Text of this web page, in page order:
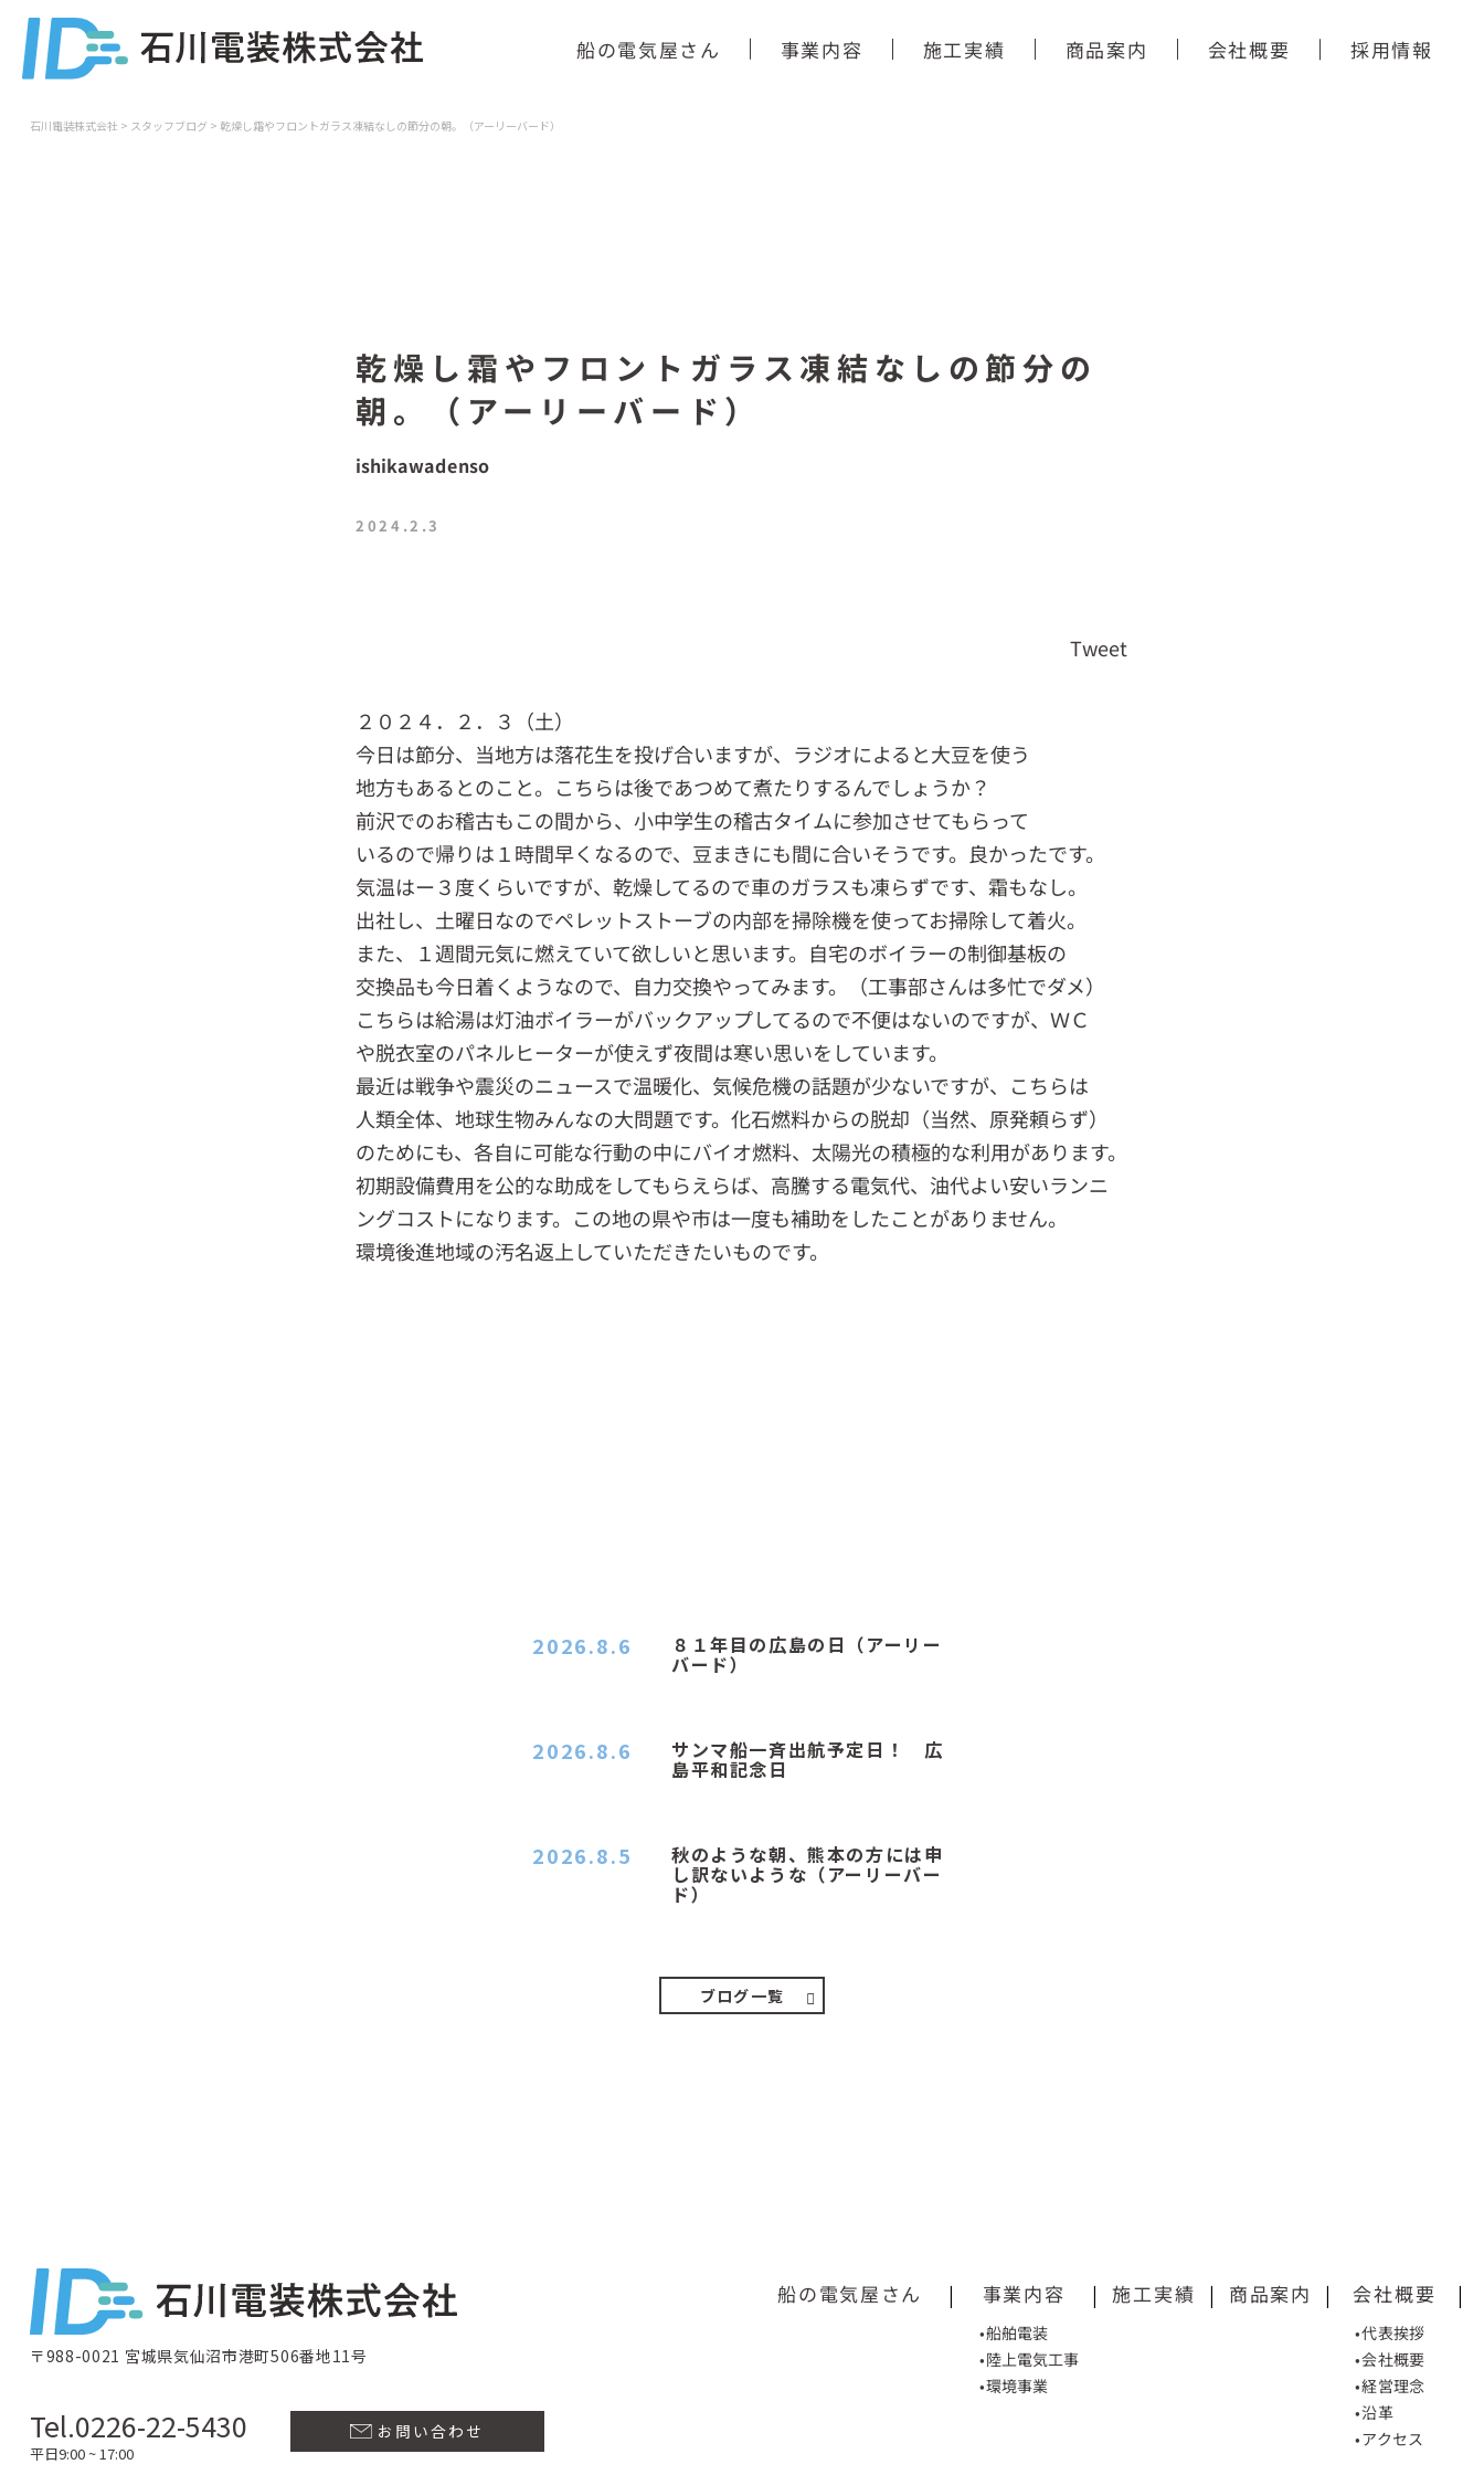
船の電気屋さん 事業内容 施工実績 商品案内 会社概要 採用情報
石川電装株式会社 > スタッフブログ > 乾燥し霜やフロントガラス凍結なしの節分の朝。（アーリーバード）
乾燥し霜やフロントガラス凍結なしの節分の
朝。（アーリーバード）
ishikawadenso
2024.2.3
Tweet
２０２４．２．３（土）
今日は節分、当地方は落花生を投げ合いますが、ラジオによると大豆を使う
地方もあるとのこと。こちらは後であつめて煮たりするんでしょうか？
前沢でのお稽古もこの間から、小中学生の稽古タイムに参加させてもらって
いるので帰りは１時間早くなるので、豆まきにも間に合いそうです。良かったです。
気温はー３度くらいですが、乾燥してるので車のガラスも凍らずです、霜もなし。
出社し、土曜日なのでペレットストーブの内部を掃除機を使ってお掃除して着火。
また、１週間元気に燃えていて欲しいと思います。自宅のボイラーの制御基板の
交換品も今日着くようなので、自力交換やってみます。（工事部さんは多忙でダメ）
こちらは給湯は灯油ボイラーがバックアップしてるので不便はないのですが、ＷＣ
や脱衣室のパネルヒーターが使えず夜間は寒い思いをしています。
最近は戦争や震災のニュースで温暖化、気候危機の話題が少ないですが、こちらは
人類全体、地球生物みんなの大問題です。化石燃料からの脱却（当然、原発頼らず）
のためにも、各自に可能な行動の中にバイオ燃料、太陽光の積極的な利用があります。
初期設備費用を公的な助成をしてもらえらば、高騰する電気代、油代よい安いランニ
ングコストになります。この地の県や市は一度も補助をしたことがありません。
環境後進地域の汚名返上していただきたいものです。
８１年目の広島の日（アーリー
バード）
2026.8.6
サンマ船一斉出航予定日！ 広
島平和記念日
2026.8.6
秋のような朝、熊本の方には申
し訳ないような（アーリーバー
ド）
2026.8.5
ブログ一覧
〒988-0021 宮城県気仙沼市港町506番地11号
Tel.0226-22-5430
平日9:00 ~ 17:00
お問い合わせ
船の電気屋さん | 事業内容
•船舶電装
•陸上電気工事
•環境事業
| 施工実績 | 商品案内 | 会社概要
•代表挨拶
•会社概要
•経営理念
•沿革
•アクセス
|